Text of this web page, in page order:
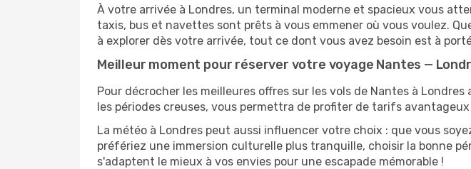
À votre arrivée à Londres, un terminal moderne et spacieux vous
taxis, bus et navettes sont prêts à vous emmener où vous voulez.
à explorer dès votre arrivée, tout ce dont vous avez besoin est à
Meilleur moment pour réserver votre voyage Nantes —
Pour décrocher les meilleures offres sur les vols de Nantes à
les périodes creuses, vous permettra de profiter de tarifs
La météo à Londres peut aussi influencer votre choix : que vous
préfériez une immersion culturelle plus tranquille, choisir la bonne
s'adaptent le mieux à vos envies pour une escapade mémorable !